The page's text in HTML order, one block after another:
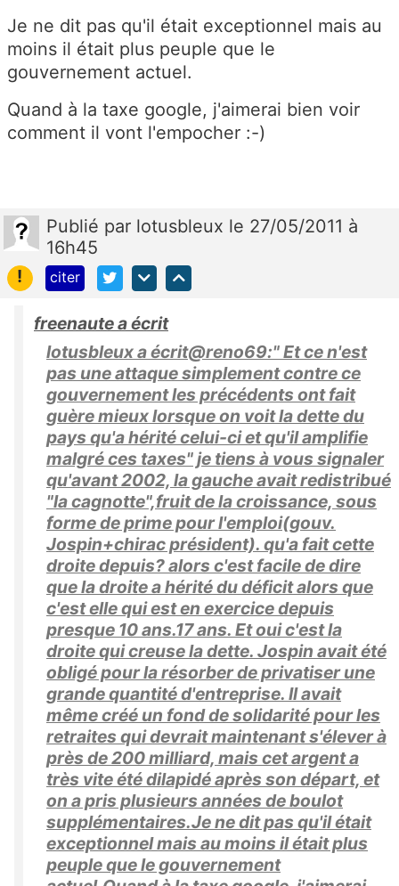
Je ne dit pas qu'il était exceptionnel mais au
moins il était plus peuple que le
gouvernement actuel.
Quand à la taxe google, j'aimerai bien voir
comment il vont l'empocher :-)
Publié par lotusbleux le 27/05/2011 à
16h45
!
citer
freenaute a écrit
lotusbleux a écrit@reno69:" Et ce n'est
pas une attaque simplement contre ce
gouvernement les précédents ont fait
guère mieux lorsque on voit la dette du
pays qu'a hérité celui-ci et qu'il amplifie
malgré ces taxes" je tiens à vous signaler
qu'avant 2002, la gauche avait redistribué
"la cagnotte",fruit de la croissance, sous
forme de prime pour l'emploi(gouv.
Jospin+chirac président). qu'a fait cette
droite depuis? alors c'est facile de dire
que la droite a hérité du déficit alors que
c'est elle qui est en exercice depuis
presque 10 ans.17 ans. Et oui c'est la
droite qui creuse la dette. Jospin avait été
obligé pour la résorber de privatiser une
grande quantité d'entreprise. Il avait
même créé un fond de solidarité pour les
retraites qui devrait maintenant s'élever à
près de 200 milliard, mais cet argent a
très vite été dilapidé après son départ, et
on a pris plusieurs années de boulot
supplémentaires.Je ne dit pas qu'il était
exceptionnel mais au moins il était plus
peuple que le gouvernement